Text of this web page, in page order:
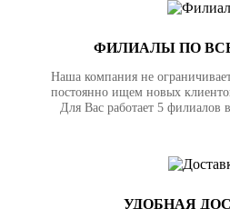
ФИЛИАЛЫ ПО
Наша компания не
постоянно ищем новых
Для Вас работает 5 филиалов
УДОБНАЯ